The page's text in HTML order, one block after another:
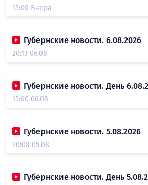
15:00 Вчера
Губернские новости. 6.08.2026
20:13 06.08
Губернские новости. День
15:00 06.08
Губернские новости. 5.08.2026
20:08 05.08
Губернские новости. День